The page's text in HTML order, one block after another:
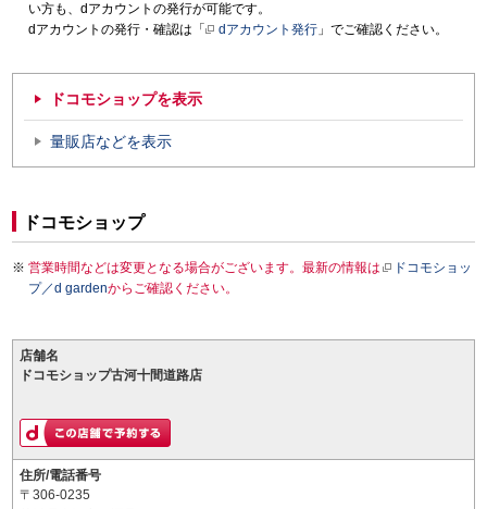
い方も、dアカウントの発行が可能です。
dアカウントの発行・確認は「
dアカウント発行 」でご確認ください。
ドコモショップを表示
量販店などを表示
ドコモショップ
営業時間などは変更となる場合がございます。最新の情報は
ドコモショッ
プ／d gardenからご確認ください。
店舗名
ドコモショップ古河十間道路店
住所/電話番号
〒306-0235